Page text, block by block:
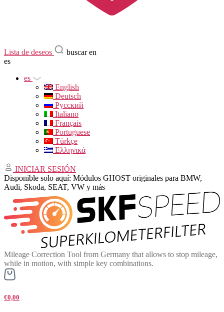
Lista de deseos
buscar en
es
es
English
Deutsch
Русский
Italiano
Français
Portuguese
Türkçe
Ελληνικά
INICIAR SESIÓN
Disponible solo aquí: Módulos GHOST originales para BMW,
Audi, Skoda, SEAT, VW y más
Mileage Correction Tool from Germany that allows to stop mileage,
while in motion, with simple key combinations.
€0,00